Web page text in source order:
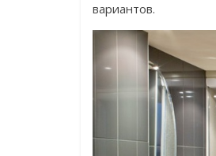
вариантов.